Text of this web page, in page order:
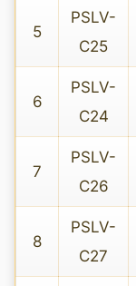
5
PSLV-
C25
6
PSLV-
C24
7
PSLV-
C26
8
PSLV-
C27